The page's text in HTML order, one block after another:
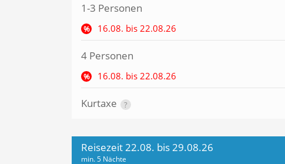
1-3 Personen
% 16.08. bis 22.08.26
4 Personen
% 16.08. bis 22.08.26
Kurtaxe ?
Reisezeit 22.08. bis 29.08.26
min. 5 Nächte